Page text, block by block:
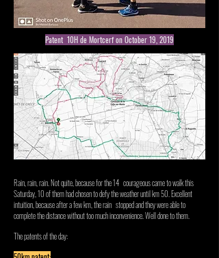
Patent 10H de Mortcerf on October 19, 2019
Rain, rain, rain. Not quite, because for the 14 courageous came to walk this
Saturday, 10 of them had chosen to defy the weather until km 50. Excellent
intuition, because after a few km, the rain stopped and they were able to
complete the distance without too much inconvenience. Well done to them.
The patents of the day: